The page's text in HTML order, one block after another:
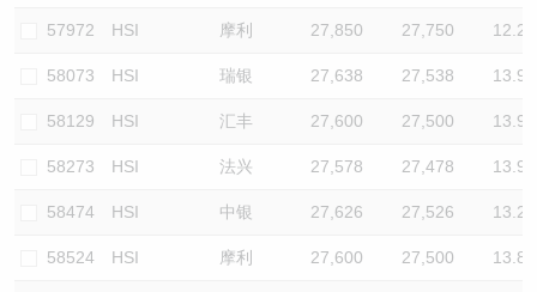
57972 HSI 摩利 27,850 27,750 12.2
58073 HSI 瑞银 27,638 27,538 13.9
58129 HSI 汇丰 27,600 27,500 13.9
58273 HSI 法兴 27,578 27,478 13.9
58474 HSI 中银 27,626 27,526 13.2
58524 HSI 摩利 27,600 27,500 13.8